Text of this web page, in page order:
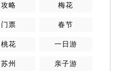
攻略 梅花
门票 春节
桃花 一日游
苏州 亲子游